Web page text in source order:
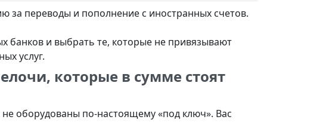
за переводы и пополнение с иностранных счетов.
банков и выбрать те, которые не привязывают
услуг.
которые в сумме стоят
оборудованы по-настоящему «под ключ». Вас